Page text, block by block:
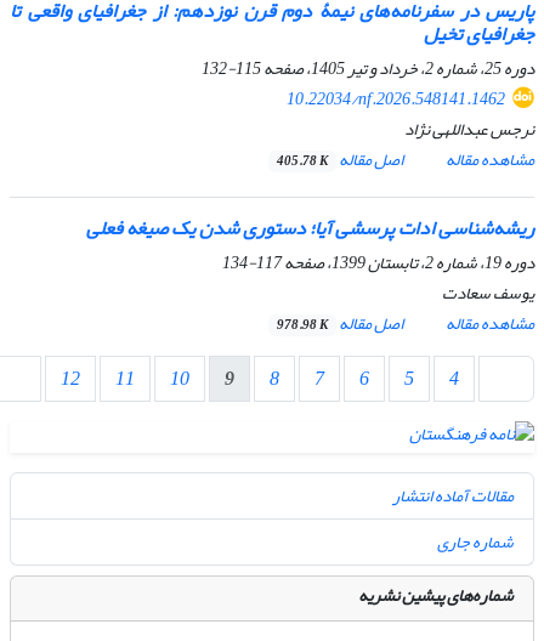
پاریس در سفرنامه‌های نیمۀ دوم قرن نوزدهم: از جغرافیای واقعی تا
جغرافیای تخیل
دوره 25، شماره 2، خرداد و تیر 1405، صفحه
115-132
10.22034/nf.2026.548141.1462
نرجس عبداللهی نژاد
مشاهده مقاله
اصل مقاله 405.78 K
ریشه‌شناسی ادات پرسشی آیا؛ دستوری شدن یک صیغه فعلی
دوره 19، شماره 2، تابستان 1399، صفحه
117-134
یوسف سعادت
مشاهده مقاله
اصل مقاله 978.98 K
4
5
6
7
8
9
10
11
12
مقالات آماده انتشار
شماره جاری
شماره‌های پیشین نشریه